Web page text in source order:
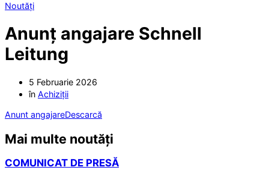
Noutăți
Anunț angajare Schnell
Leitung
5 Februarie 2026
în Achiziții
Anunt angajareDescarcă
Mai multe noutăți
COMUNICAT DE PRESĂ